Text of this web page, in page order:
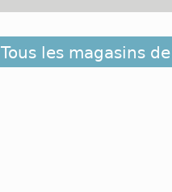
la liste ci-
et ceux situés à
Tous les magasins